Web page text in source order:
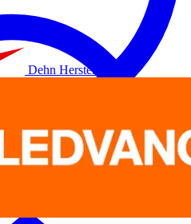
Dehn Hersteller